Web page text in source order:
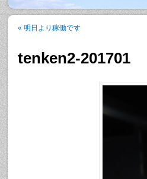
« 明日より稼働です
tenken2-201701